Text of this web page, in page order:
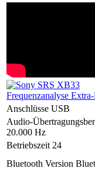
Anschlüsse USB
Audio-
20.000 Hz
Betriebszeit 24
Bluetooth Version